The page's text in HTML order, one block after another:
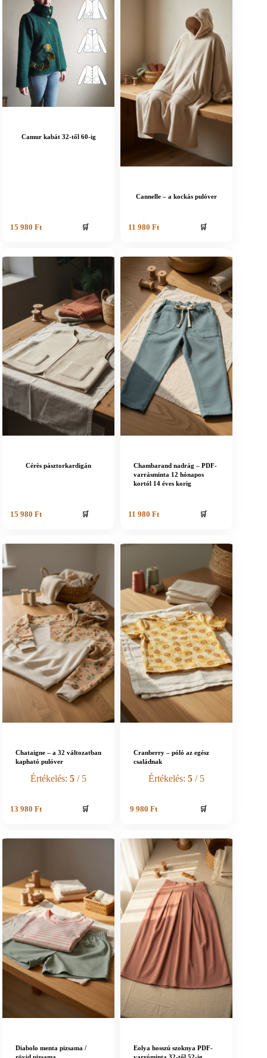
Camur kabát 32-től 60-ig
15 980 Ft 🛒
Cannelle – a kockás pulóver
11 980Ft 🛒
Cérès pásztorkardigán
15 980 Ft 🛒
Chambarand nadrág – PDF-
varrásminta 12 hónapos
kortól 14 éves korig
11 980Ft 🛒
Chataigne – a 32 változatban
kapható pulóver
Értékelés:5 / 5
13 980 Ft 🛒
Cranberry – póló az egész
családnak
Értékelés:5 / 5
9 980Ft 🛒
Diabolo menta pizsama /
Eolya hosszú szoknya PDF-